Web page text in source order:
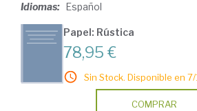
Idiomas: Español
Papel: Rústica
78,95 €
Sin Stock. Disponible en
COMPRAR